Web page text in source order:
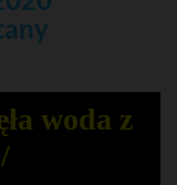
woda z